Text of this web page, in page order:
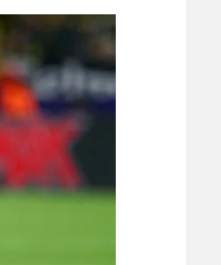
תקנון משתתפים וזוכים
תקנון עבור פעילות ספורט 1 – "מרלן"
טניס
תנאי שימוש
מדיניות פרטיות